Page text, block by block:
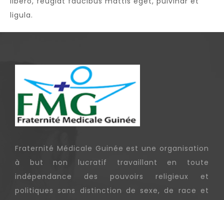
ligula.
Fraternité Médicale Guinée est une organisation
à but non lucratif travaillant en toute
indépendance des pouvoirs religieux et
politiques sans distinction de sexe, de race et